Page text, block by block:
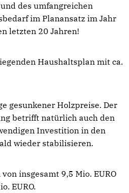
des umfangreichen
im Planansatz im Jahr
letzten 20 Jahren!
Haushaltsplan mit ca.
gesunkener Holzpreise. Der
betrifft natürlich auch den
Investition in den
wieder stabilisieren.
insgesamt 9,5 Mio. EURO
EURO.